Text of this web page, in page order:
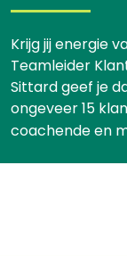
Krijg jij energie
Teamleider
Sittard geef je
ongeveer 15
coachende en